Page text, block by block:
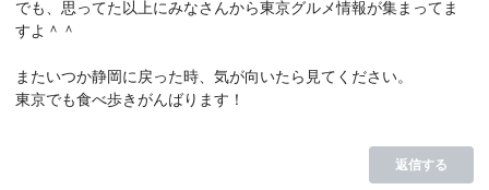
でも、思ってた以上にみなさんから東京グルメ情報が集まってま
すよ＾＾
またいつか静岡に戻った時、気が向いたら見てください。
東京でも食べ歩きがんばります！
返信する